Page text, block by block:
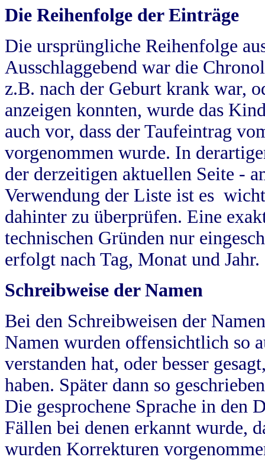
Die Reihenfolge der Einträge
Die ursprüngliche Reihenfolge
Ausschlaggebend war die
z.B. nach der Geburt krank war,
anzeigen konnten, wurde das
auch vor, dass der Taufeintrag
vorgenommen wurde. In
der derzeitigen aktuellen Seite -
Verwendung der Liste ist es
dahinter zu überprüfen. Eine
technischen Gründen nur
erfolgt nach Tag, Monat und Jahr.
Schreibweise der Namen
Bei den Schreibweisen der
Namen wurden offensichtlich so
verstanden hat, oder besser
haben. Später dann so
Die gesprochene Sprache in
Fällen bei denen erkannt wurde,
wurden Korrekturen